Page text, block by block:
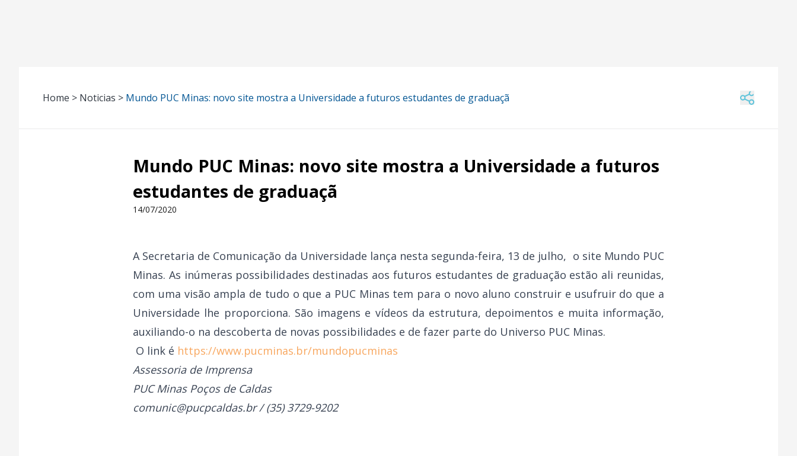
Home > Noticias > Mundo PUC Minas: novo site mostra a Universidade a futuros estudantes de graduaçã
Mundo PUC Minas: novo site mostra a Universidade a futuros
estudantes de graduaçã
14/07/2020
A Secretaria de Comunicação da Universidade lança nesta segunda-feira, 13 de julho, o site Mundo PUC
Minas. As inúmeras possibilidades destinadas aos futuros estudantes de graduação estão ali reunidas,
com uma visão ampla de tudo o que a PUC Minas tem para o novo aluno construir e usufruir do que a
Universidade lhe proporciona. São imagens e vídeos da estrutura, depoimentos e muita informação,
auxiliando-o na descoberta de novas possibilidades e de fazer parte do Universo PUC Minas.
O link é https://www.pucminas.br/mundopucminas
Assessoria de Imprensa
PUC Minas Poços de Caldas
comunic@pucpcaldas.br / (35) 3729-9202